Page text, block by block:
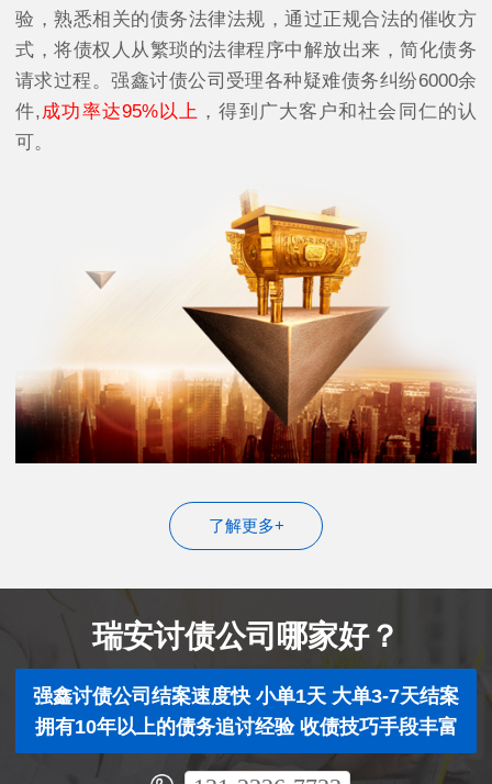
验，熟悉相关的债务法律法规，通过正规合法的催收方
式，将债权人从繁琐的法律程序中解放出来，简化债务
请求过程。强鑫讨债公司受理各种疑难债务纠纷6000余
件, 成功率达95%以上 ，得到广大客户和社会同仁的认
可。
了解更多+
瑞安讨债公司哪家好？
强鑫讨债公司结案速度快 小单1天 大单3-7天结案
拥有10年以上的债务追讨经验 收债技巧手段丰富